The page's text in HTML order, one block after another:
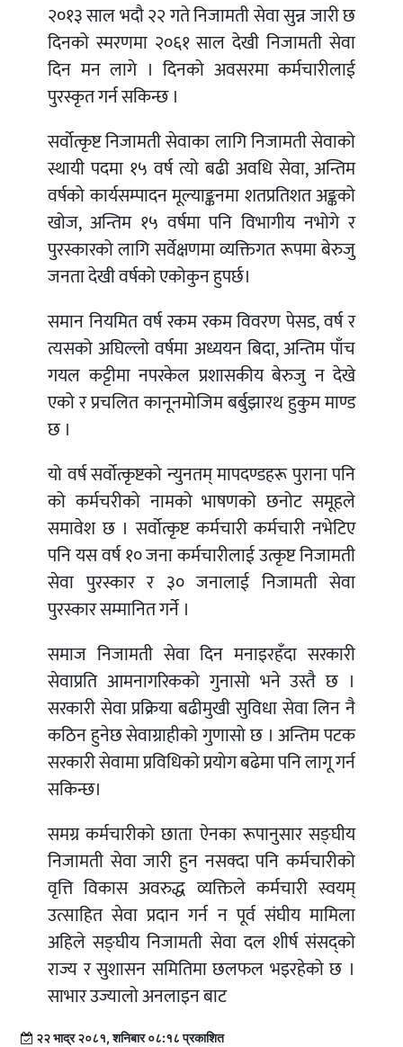
२०१३ साल भदौ २२ गते निजामती सेवा सुन्न जारी छ
दिनको स्मरणमा २०६१ साल देखी निजामती सेवा
दिन मन लागे । दिनको अवसरमा कर्मचारीलाई
पुरस्कृत गर्न सकिन्छ ।
सर्वोत्कृष्ट निजामती सेवाका लागि निजामती सेवाको
स्थायी पदमा १५ वर्ष त्यो बढी अवधि सेवा, अन्तिम
वर्षको कार्यसम्पादन मूल्याङ्कनमा शतप्रतिशत अङ्कको
खोज, अन्तिम १५ वर्षमा पनि विभागीय नभोगे र
पुरस्कारको लागि सर्वेक्षणमा व्यक्तिगत रूपमा बेरुजु
जनता देखी वर्षको एकोकुन हुपर्छ।
समान नियमित वर्ष रकम रकम विवरण पेसड, वर्ष र
त्यसको अघिल्लो वर्षमा अध्ययन बिदा, अन्तिम पाँच
गयल कट्टीमा नपरकेल प्रशासकीय बेरुजु न देखे
एको र प्रचलित कानूनमोजिम बर्बुझारथ हुकुम माण्ड
छ ।
यो वर्ष सर्वोत्कृष्टको न्युनतम् मापदण्डहरू पुराना पनि
को कर्मचरीको नामको भाषणको छनोट समूहले
समावेश छ । सर्वोत्कृष्ट कर्मचारी कर्मचारी नभेटिए
पनि यस वर्ष १० जना कर्मचारीलाई उत्कृष्ट निजामती
सेवा पुरस्कार र ३० जनालाई निजामती सेवा
पुरस्कार सम्मानित गर्ने ।
समाज निजामती सेवा दिन मनाइरहँदा सरकारी
सेवाप्रति आमनागरिकको गुनासो भने उस्तै छ ।
सरकारी सेवा प्रक्रिया बढीमुखी सुविधा सेवा लिन नै
कठिन हुनेछ सेवाग्राहीको गुणासो छ । अन्तिम पटक
सरकारी सेवामा प्रविधिको प्रयोग बढेमा पनि लागू गर्न
सकिन्छ।
समग्र कर्मचारीको छाता ऐनका रूपानुसार सङ्घीय
निजामती सेवा जारी हुन नसक्दा पनि कर्मचारीको
वृत्ति विकास अवरुद्ध व्यक्तिले कर्मचारी स्वयम्
उत्साहित सेवा प्रदान गर्न न पूर्व संघीय मामिला
अहिले सङ्घीय निजामती सेवा दल शीर्ष संसद्को
राज्य र सुशासन समितिमा छलफल भइरहेको छ ।
साभार उज्यालो अनलाइन बाट
२२ भाद्र २०८१, शनिबार ०८:१८ प्रकाशित